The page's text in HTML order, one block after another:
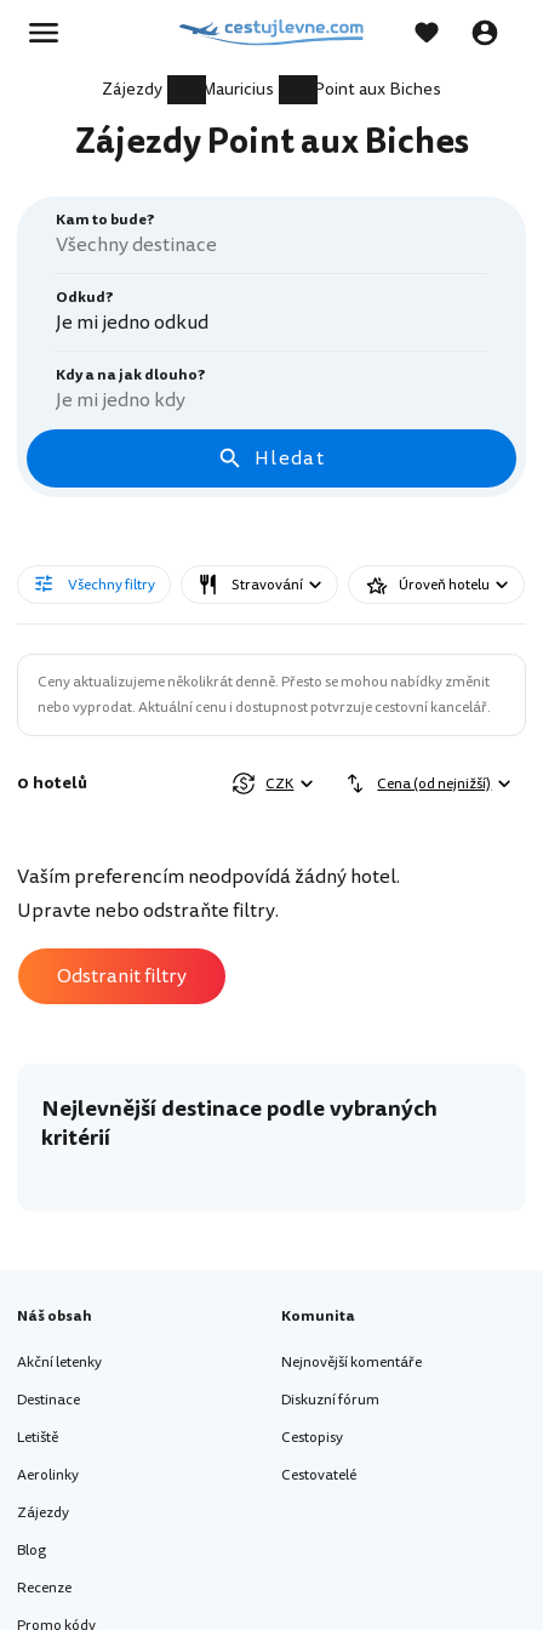
Zájezdy Mauricius Point aux Biches
Zájezdy Point aux Biches
Kam to bude?
Odkud?
Je mi jedno odkud
Kdy a na jak dlouho?
Je mi jedno kdy
Hledat
Všechny filtry Stravování Úroveň hotelu
Ceny aktualizujeme několikrát denně. Přesto se mohou nabídky změnit
nebo vyprodat. Aktuální cenu i dostupnost potvrzuje cestovní kancelář.
0 hotelů CZK Cena (od nejnižší)
Vaším preferencím neodpovídá žádný hotel.
Upravte nebo odstraňte filtry.
Odstranit filtry
Nejlevnější destinace podle vybraných
kritérií
Náš obsah
Akční letenky
Destinace
Letiště
Aerolinky
Zájezdy
Blog
Recenze
Promo kódy
Komunita
Nejnovější komentáře
Diskuzní fórum
Cestopisy
Cestovatelé